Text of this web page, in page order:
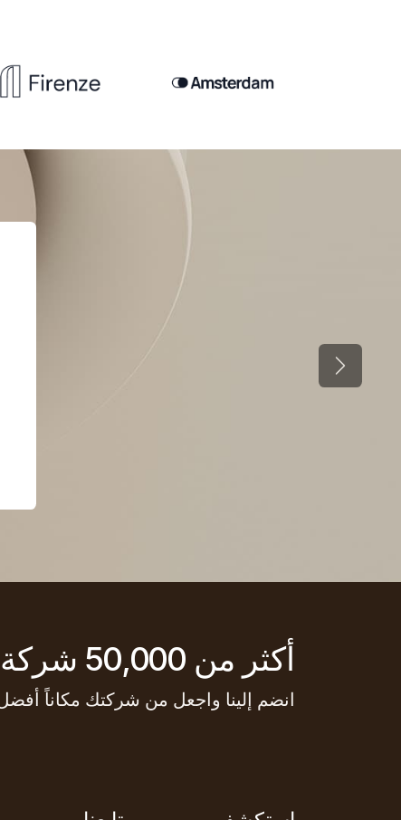
السابق
أكثر من 50,000 شركة تستخدم أودو لتنمية أعمالها.
انضم إلينا واجعل من شركتك مكاناً